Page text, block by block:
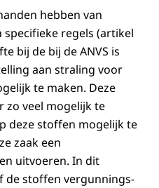
hebben van
regels (artikel
bij de bij de ANVS is
aan straling voor
te maken. Deze
zo veel mogelijk te
deze stoffen mogelijk te
zaak een
uitvoeren. In dit
de stoffen vergunnings-